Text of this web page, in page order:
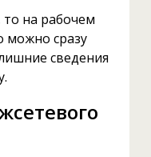
то на рабочем
можно сразу
сведения